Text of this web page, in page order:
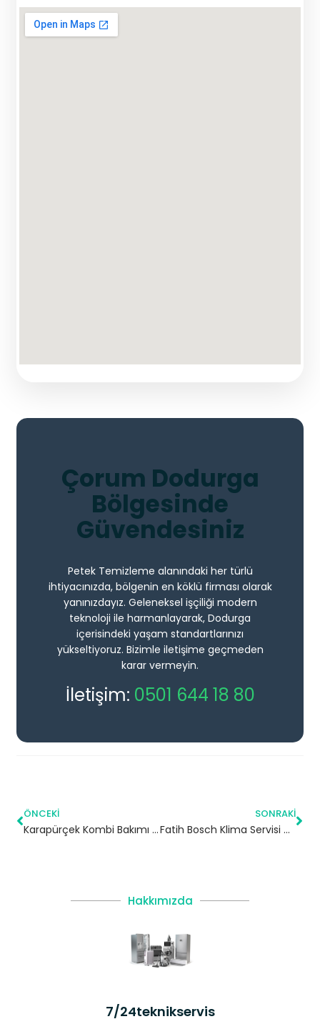
Çorum Dodurga
Bölgesinde
Güvendesiniz
Petek Temizleme alanındaki her türlü
ihtiyacınızda, bölgenin en köklü firması olarak
yanınızdayız. Geleneksel işçiliği modern
teknoloji ile harmanlayarak, Dodurga
içerisindeki yaşam standartlarınızı
yükseltiyoruz. Bizimle iletişime geçmeden
karar vermeyin.
İletişim: 0501 644 18 80
ÖNCEKI
Karapürçek Kombi Bakımı | Sakarya
SONRAKI
Fatih Bosch Klima Servisi – 7/24 Klima Tamiri – Klima Bakımı
Hakkımızda
7/24teknikservis